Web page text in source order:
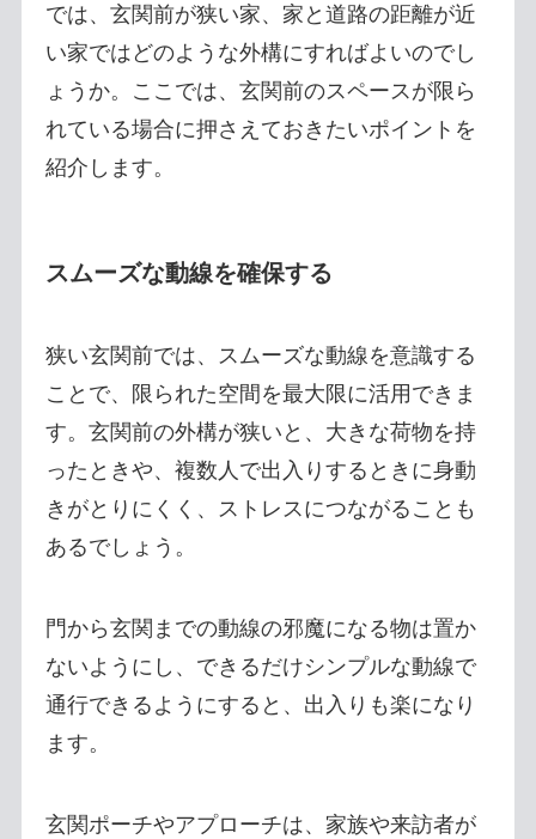
では、玄関前が狭い家、家と道路の距離が近
い家ではどのような外構にすればよいのでし
ょうか。ここでは、玄関前のスペースが限ら
れている場合に押さえておきたいポイントを
紹介します。
スムーズな動線を確保する
狭い玄関前では、スムーズな動線を意識する
ことで、限られた空間を最大限に活用できま
す。玄関前の外構が狭いと、大きな荷物を持
ったときや、複数人で出入りするときに身動
きがとりにくく、ストレスにつながることも
あるでしょう。
門から玄関までの動線の邪魔になる物は置か
ないようにし、できるだけシンプルな動線で
通行できるようにすると、出入りも楽になり
ます。
玄関ポーチやアプローチは、家族や来訪者が